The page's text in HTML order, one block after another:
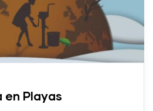
en Playas